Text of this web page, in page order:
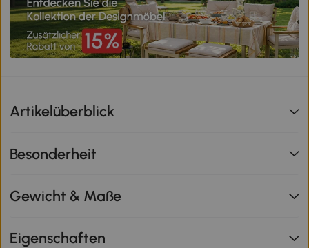
Artikelüberblick
Besonderheit
Gewicht & Maße
Eigenschaften